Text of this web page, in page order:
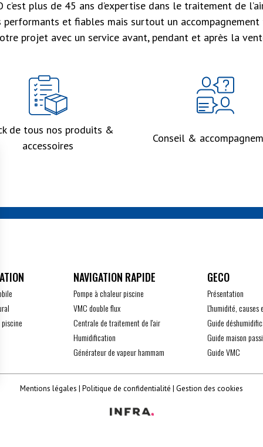
vos Options
de confidentialité, en garantissant la
c’est plus de 45 ans d’expertise dans le traitement de
performants et fiables mais surtout un
projet avec un service avant, pendant et après la
de tous nos produits &
accessoires
Conseil &
Pompe à chaleur piscine
VMC double flux
Centrale de traitement de l'air
Humidification
Générateur de vapeur hammam
GECO
Présentation
L'humidité, causes
Guide
Guide maison
Guide VMC
Mentions légales Politique de confidentialité Gestion des cookies